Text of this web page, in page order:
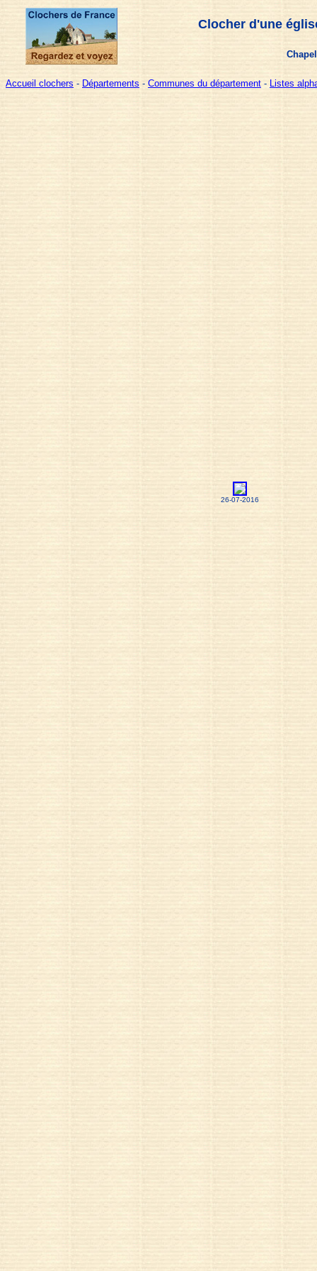
Clocher d'une
Accueil clochers - Départements - Communes du département - Listes
26-07-2016